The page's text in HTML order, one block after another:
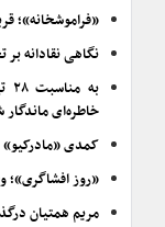
«فراموشخانه»؛
نگاهی نقادانه
خاطره‌ای
کمدی
«روز افشاگری»؛
مریم همتیان